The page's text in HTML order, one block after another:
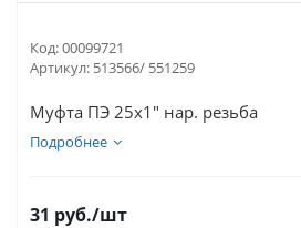
Код:00099721
Артикул: 513566/ 551259
Муфта ПЭ 25х1" нар. резьба
Подробнее
31 руб./шт